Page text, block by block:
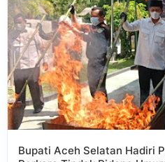
Bupati Aceh Selatan Hadiri